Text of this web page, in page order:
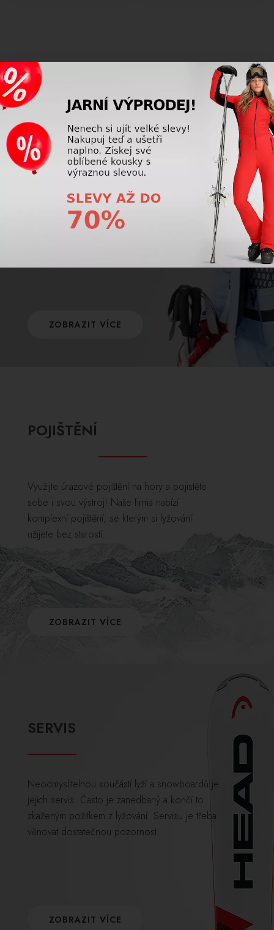
SKI DEPOT
Poškodila se Vám výstroj kvůli nedostatečnému
ošetření po použití? Máme pro Vás řešení,
které Vám ušetří spoustu peněz a problémů.
ZOBRAZIT VÍCE
POJIŠTĚNÍ
Využijte úrazové pojištění na hory a pojistěte
sebe i svou výstroj! Naše firma nabízí
komplexní pojištění, se kterým si lyžování
užijete bez starostí.
ZOBRAZIT VÍCE
SERVIS
Neodmyslitelnou součástí lyží a snowboardů je
jejich servis. Často je zanedbaný a končí to
zkaženým požitkem z lyžování. Servisu je třeba
věnovat dostatečnou pozornost.
ZOBRAZIT VÍCE